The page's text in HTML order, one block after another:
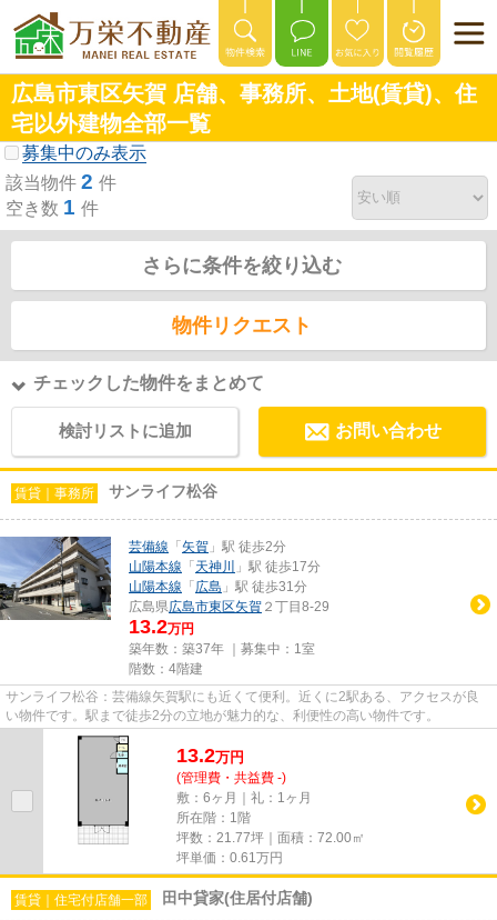
広島市東区矢賀 店舗、事務所、土地(賃貸)、住
宅以外建物全部一覧
募集中のみ表示
該当物件 2 件
空き数 1 件
さらに条件を絞り込む
物件リクエスト
チェックした物件をまとめて
検討リストに追加 お問い合わせ
賃貸｜事務所 サンライフ松谷
芸備線 「矢賀 」駅 徒歩2分
山陽本線 「天神川
」駅 徒歩17分
山陽本線 「広島 」駅 徒歩31分
広島県広島市東区矢賀 ２丁目8-29
13.2万円
築年数：築37年 ｜募集中： 1室
階数：4階建
サンライフ松谷：芸備線矢賀駅にも近くて便利。近くに2駅ある、アクセスが良
い物件です。駅まで徒歩2分の立地が魅力的な、利便性の高い物件です。
13.2万円
(管理費・共益費 -)
敷：6ヶ月｜礼：1ヶ月
所在階：1階
坪数：21.77坪｜面積：72.00㎡
坪単価： 0.61 万円
賃貸｜住宅付店舗一部 田中貸家(住居付店舗)